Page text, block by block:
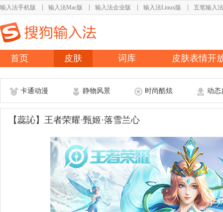
输入法手机版 输入法Mac版 输入法企业版 输入法Linux版 五笔输入法
首页 皮肤 词库 皮肤表情开
卡通动漫 静物风景 时尚酷炫 动态
【蕊訫】王者荣耀·甄姬·落雪兰心